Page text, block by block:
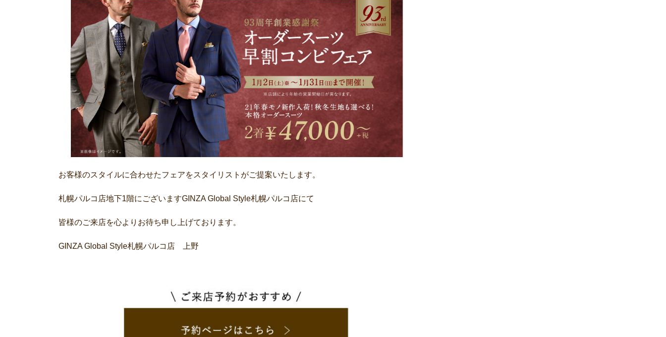
お客様のスタイルに合わせたフェアをスタイリストがご提案いたします。
札幌パルコ店地下1階にございますGINZA Global Style札幌パルコ店にて
皆様のご来店を心よりお待ち申し上げております。
GINZA Global Style札幌パルコ店 上野